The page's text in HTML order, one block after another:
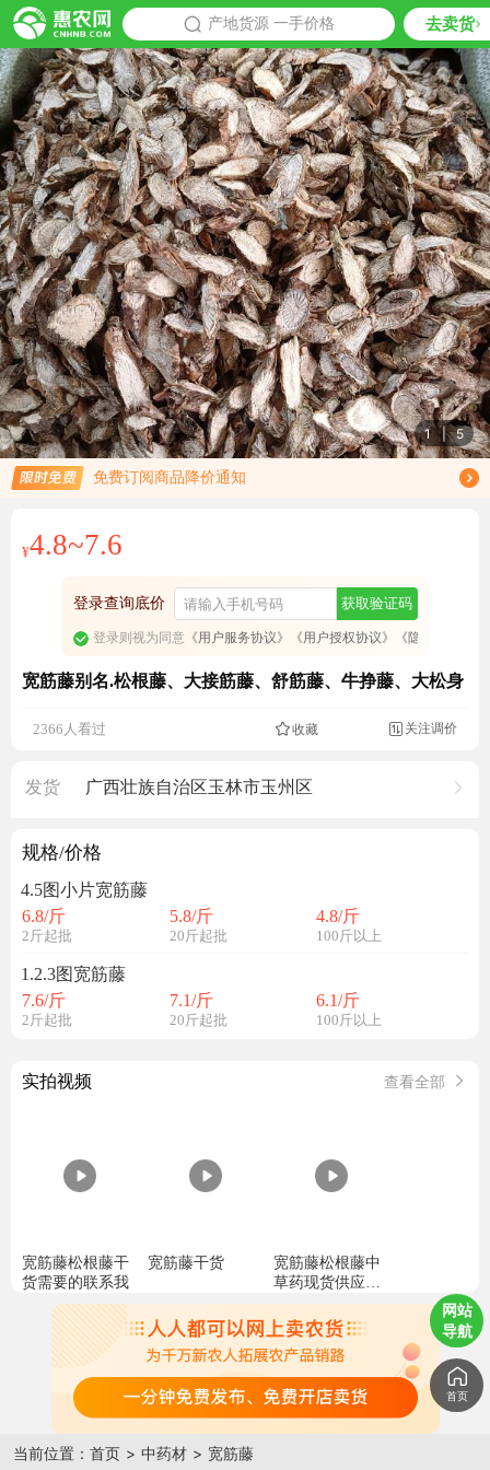
产地货源 一手价格 去卖货
推荐
1 5
限时免费订阅宽筋藤行情趋势
免费订阅商品降价通知
¥4.8~7.6
登录查询底价 获取验证码
登录则视为同意《用户服务协议》 《用户授权协议》 《隐私政策》
宽筋藤别名.松根藤、大接筋藤、舒筋藤、牛挣藤、大松身
2366人看过 收藏 关注调价
发货 广西壮族自治区玉林市玉州区
规格/价格
4.5图小片宽筋藤
6.8/斤
2斤起批
5.8/斤
20斤起批
4.8/斤
100斤以上
1.2.3图宽筋藤
7.6/斤
2斤起批
7.1/斤
20斤起批
6.1/斤
100斤以上
实拍视频 查看全部
宽筋藤松根藤干
货需要的联系我
宽筋藤干货
宽筋藤松根藤中
草药现货供应大
接藤藤价格优势
品质好
当前位置： 首页 > 中药材 > 宽筋藤
网站
导航
首页